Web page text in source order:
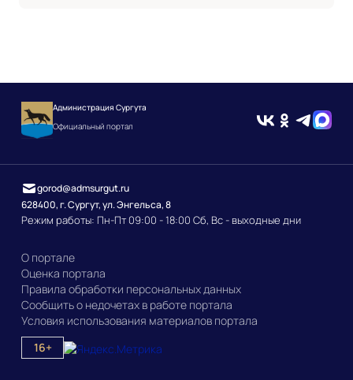
Администрация Сургута
Официальный портал
628400, г. Сургут, ул. Энгельса, 8
Режим работы: Пн-Пт 09:00 - 18:00 Сб, Вс - выходные дни
gorod@admsurgut.ru
О портале
Оценка портала
Правила обработки персональных данных
Сообщить о недочетах в работе портала
Условия использования материалов портала
16+